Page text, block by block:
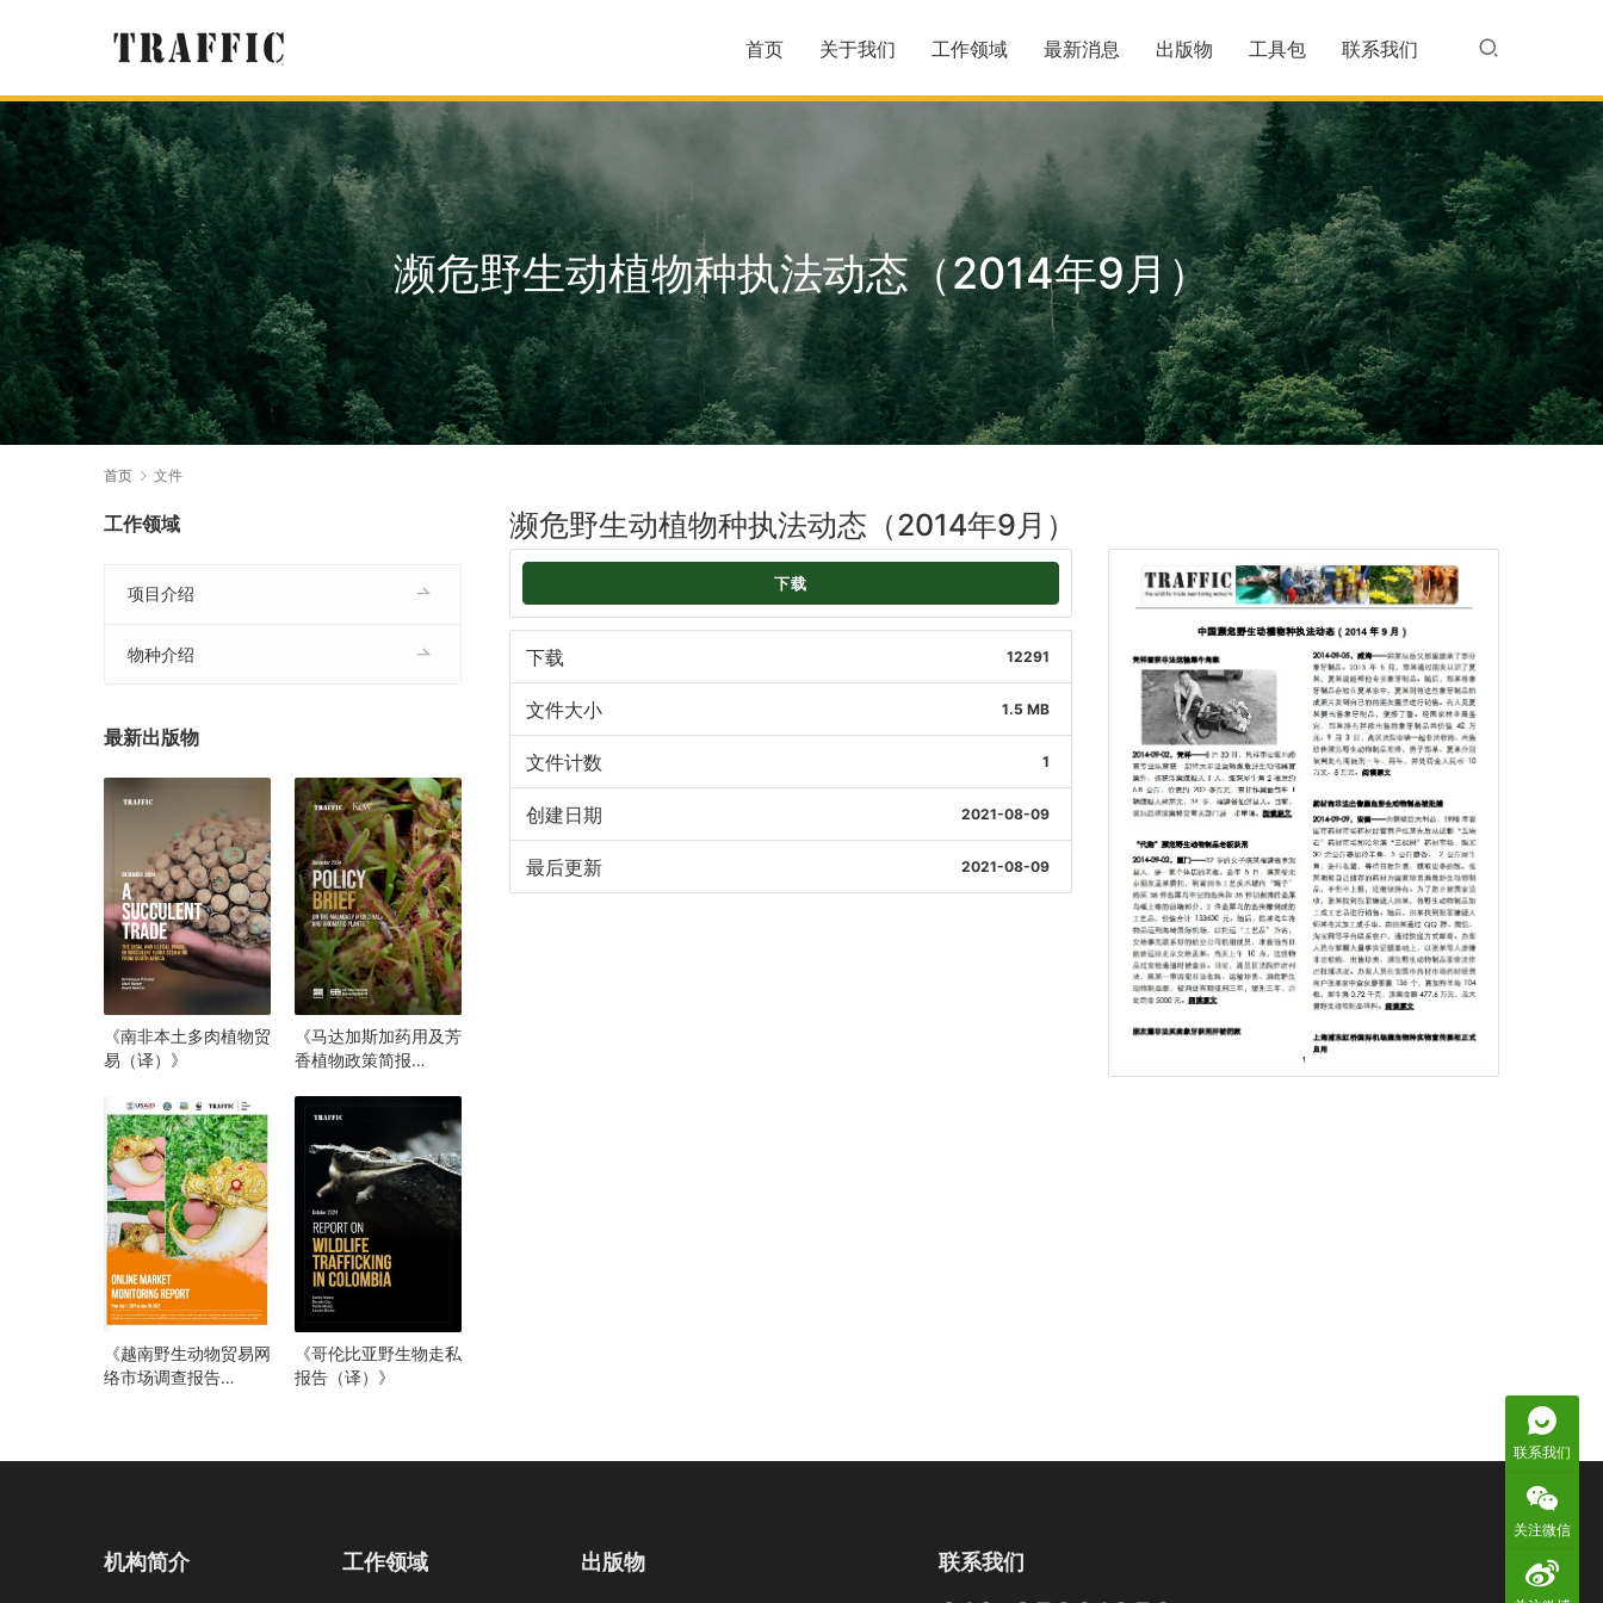
首页 关于我们 工作领域 最新消息 出版物 工具包 联系我们
濒危野生动植物种执法动态（2014年9月）
首页 文件
濒危野生动植物种执法动态（2014年9月）
下载
下载 12291
文件大小 1.5 MB
文件计数 1
创建日期 2021-08-09
最后更新 2021-08-09
工作领域
项目介绍
物种介绍
最新出版物
《南非本土多肉植物贸
易（译）》
《马达加斯加药用及芳
香植物政策简报
《越南野生动物贸易网
络市场调查报告
《哥伦比亚野生物走私
报告（译）》
机构简介 工作领域 出版物 联系我们
联系我们
关注微信